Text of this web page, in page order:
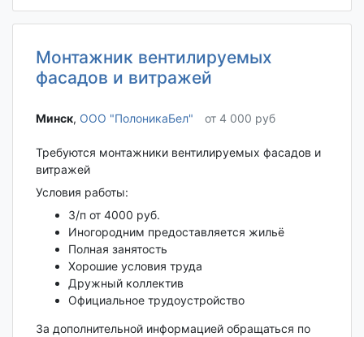
Монтажник вентилируемых
фасадов и витражей
Минск‎, ООО "ПолоникаБел" от 4 000 руб
Требуются монтажники вентилируемых фасадов и
витражей
Условия работы:
З/п от 4000 руб.
Иногородним предоставляется жильё
Полная занятость
Хорошие условия труда
Дружный коллектив
Официальное трудоустройство
За дополнительной информацией обращаться по